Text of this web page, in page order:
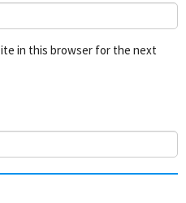
in this browser for the next